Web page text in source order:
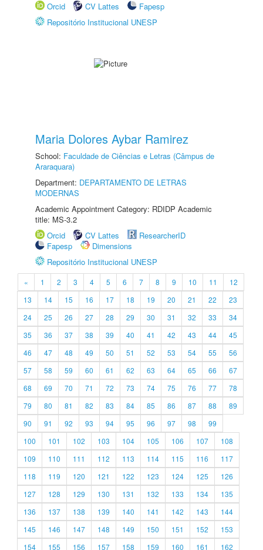
Orcid
CV Lattes
Fapesp
Repositório Institucional UNESP
Maria Dolores Aybar Ramirez
School: Faculdade de Ciências e Letras (Câmpus de
Araraquara)
Department: DEPARTAMENTO DE LETRAS
MODERNAS
Academic Appointment Category: RDIDP Academic
title: MS-3.2
Orcid
CV Lattes
ResearcherID
Fapesp
Dimensions
Repositório Institucional UNESP
« 1 2 3 4 5 6 7 8 9 10 11
12
13
14 15 16 17 18 19 20 21 22
23
24
25 26 27 28 29 30 31 32 33
34
35
36 37 38 39 40 41 42 43 44
45
46
47 48 49 50 51 52 53 54 55
56
57
58 59 60 61 62 63 64 65 66
67
68
69 70 71 72 73 74 75 76 77
78
79
80 81 82 83 84 85 86 87 88
89
90
91 92 93 94 95 96 97 98
99
100
101 102 103 104 105 106 107
108
109
110 111 112 113 114 115 116
117
118
119 120 121 122 123 124 125
126
127
128 129 130 131 132 133 134
135
136
137 138 139 140 141 142 143
144
145
146 147 148 149 150 151 152
153
154
155 156 157 158 159 160 161
162